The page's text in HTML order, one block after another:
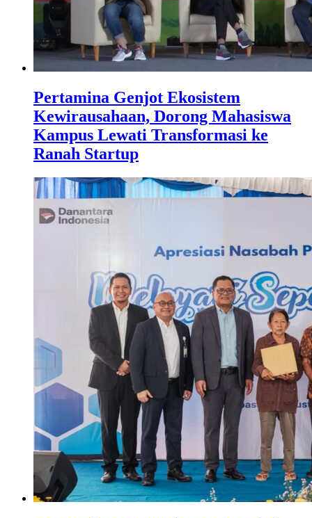
Pertamina Genjot Ekosistem
Kewirausahaan, Dorong Mahasiswa
Kampus Lewati Transformasi ke
Ranah Startup